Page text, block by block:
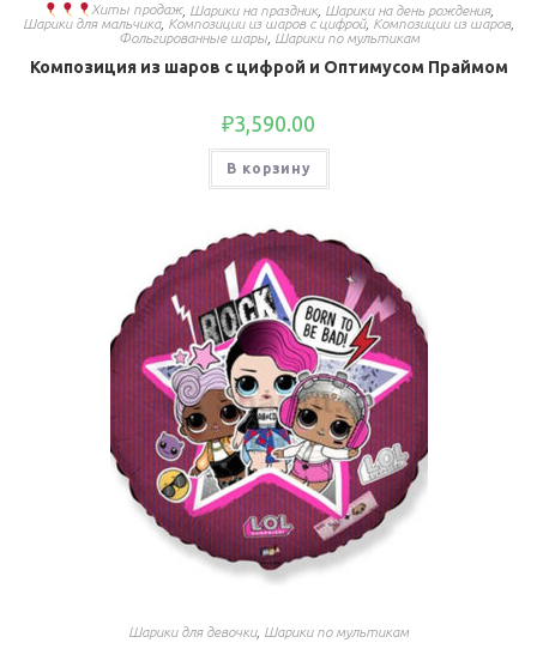
Хиты продаж, Шарики на праздник, Шарики на день рождения,
Шарики для мальчика, Композиции из шаров с цифрой, Композиции из шаров,
Фольгированные шары, Шарики по мультикам
Композиция из шаров с цифрой и Оптимусом Праймом
₽3,590.00
В корзину
Шарики для девочки, Шарики по мультикам